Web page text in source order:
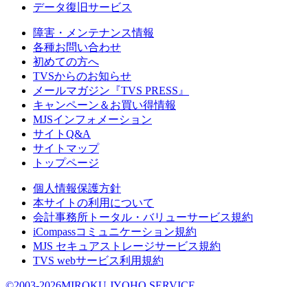
データ復旧サービス
障害・メンテナンス情報
各種お問い合わせ
初めての方へ
TVSからのお知らせ
メールマガジン『TVS PRESS』
キャンペーン＆お買い得情報
MJSインフォメーション
サイトQ&A
サイトマップ
トップページ
個人情報保護方針
本サイトの利用について
会計事務所トータル・バリューサービス規約
iCompassコミュニケーション規約
MJS セキュアストレージサービス規約
TVS webサービス利用規約